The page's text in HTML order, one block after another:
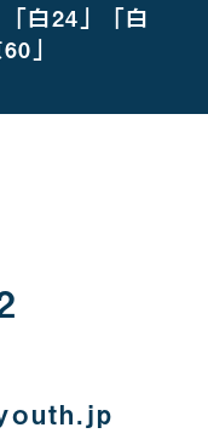
白24」「白
」